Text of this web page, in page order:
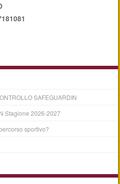
SAFEGUARDIN
Stagione 2026-2027
sportivo?